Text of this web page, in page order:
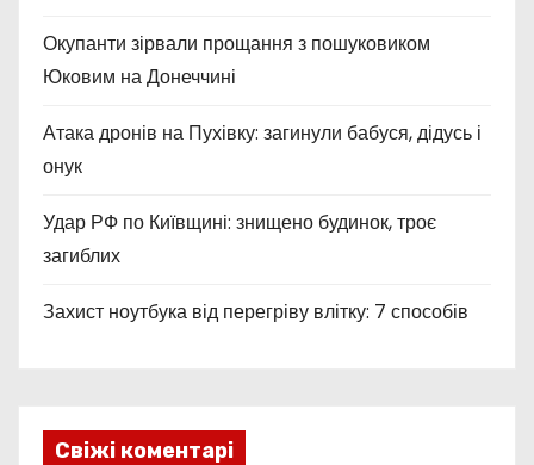
Окупанти зірвали прощання з пошуковиком
Юковим на Донеччині
Атака дронів на Пухівку: загинули бабуся, дідусь і
онук
Удар РФ по Київщині: знищено будинок, троє
загиблих
Захист ноутбука від перегріву влітку: 7 способів
Свіжі коментарі